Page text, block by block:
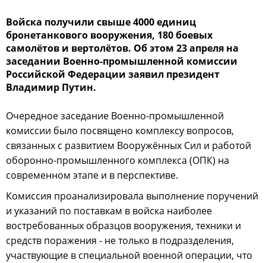
Войска получили свыше 4000 единиц
бронетанкового вооружения, 180 боевых
самолётов и вертолётов. Об этом 23 апреля на
заседании Военно-промышленной комиссии
Российской Федерации заявил президент
Владимир Путин.
Очередное заседание Военно-промышленной
комиссии было посвящено комплексу вопросов,
связанных с развитием Вооружённых Сил и работой
оборонно-промышленного комплекса (ОПК) на
современном этапе и в перспективе.
Комиссия проанализировала выполнение поручений
и указаний по поставкам в войска наиболее
востребованных образцов вооружения, техники и
средств поражения - не только в подразделения,
участвующие в специальной военной операции, что